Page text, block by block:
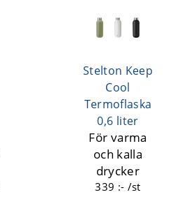
Stelton Keep
Cool
Termoflaska
0,6 liter
För varma
och kalla
drycker
339 :- /st